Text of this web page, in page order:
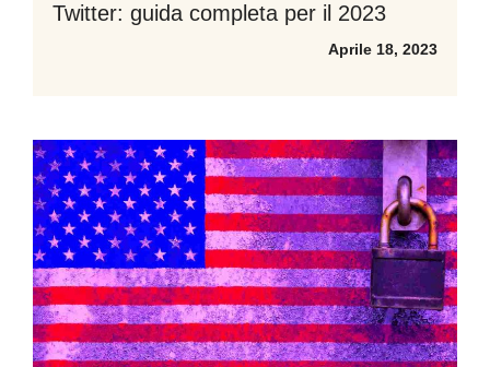
Twitter: guida completa per il 2023
Aprile 18, 2023